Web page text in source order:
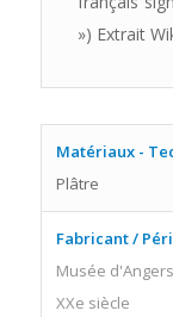
») Extrait
Matériaux -
Plâtre
Fabricant /
Musée d'Angers
XXe siècle